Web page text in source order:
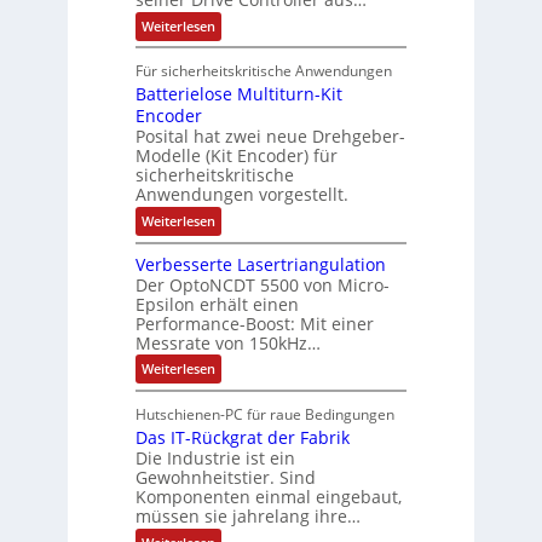
a
t
i
o
g
e
w
ä
h
t
s
k
f
t
e
e
r
A
z
t
e
l
e
ä
l
t
S
c
h
u
t
z
l
a
c
k
b
e
s
c
i
c
h
t
u
n
Weiterlesen:
S
n
s
l
o
s
e
F
a
n
g
s
c
h
a
l
t
u
n
g
Für sicherheitskritische Anwendungen
Batterielose Multiturn-Kit
Encoder
Posital hat zwei neue Drehgeber-
Modelle (Kit Encoder) für
sicherheitskritische
Anwendungen vorgestellt.
Weiterlesen:
B
t
t
e
r
i
e
l
o
e
M
u
l
t
i
t
Verbesserte Lasertriangulation
Der OptoNCDT 5500 von Micro-
Epsilon erhält einen
Performance-Boost: Mit einer
Messrate von 150kHz…
Weiterlesen:
V
r
b
e
s
s
e
r
t
Hutschienen-PC für raue Bedingungen
Das IT-Rückgrat der Fabrik
Die Industrie ist ein
Gewohnheitstier. Sind
Komponenten einmal eingebaut,
müssen sie jahrelang ihre…